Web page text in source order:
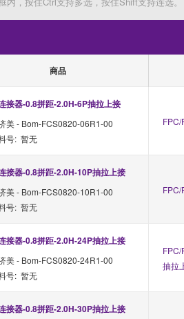
商品
接器-0.8拼距-2.0H-6P抽拉上接
美 - Bom-FCS0820-06R1-00
号: 暂无
接器-0.8拼距-2.0H-10P抽拉上接
美 - Bom-FCS0820-10R1-00
号: 暂无
接器-0.8拼距-2.0H-24P抽拉上接
美 - Bom-FCS0820-24R1-00
号: 暂无
抽拉
接器-0.8拼距-2.0H-30P抽拉上接